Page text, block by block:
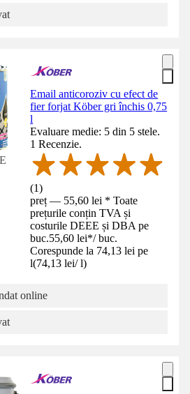
Email anticoroziv cu efect de
fier forjat Köber gri închis 0,75
l
Evaluare medie: 5 din 5 stele.
1 Recenzie.
(1)
preț — 55,60 lei * Toate
prețurile conțin TVA și
costurile DEEE și DBA pe
buc.55,60 lei*/ buc.
Corespunde la 74,13 lei pe
l(74,13 lei/ l)
online